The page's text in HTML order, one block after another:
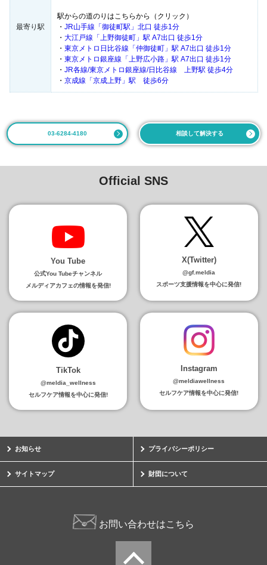
最寄り駅
駅からの道のりはこちらから（クリック）
・ JR山手線「御徒町駅」北口 徒歩1分
・ 大江戸線「上野御徒町」駅 A7出口 徒歩1分
・ 東京メトロ日比谷線「仲御徒町」駅 A7出口 徒歩1分
・ 東京メトロ銀座線「上野広小路」駅 A7出口 徒歩1分
・ JR各線/東京メトロ銀座線/日比谷線 上野駅 徒歩4分
・ 京成線「京成上野」駅 徒歩6分
03-6284-4180 相談して解決する
Official SNS
You Tube
公式You Tubeチャンネル
メルディアカフェの情報を発信!
X(Twitter)
@gf.meldia
スポーツ支援情報を中心に発信!
TikTok
@meldia_wellness
セルフケア情報を中心に発信!
Instagram
@meldiawellness
セルフケア情報を中心に発信!
お知らせ プライバシーポリシー
サイトマップ 財団について
お問い合わせはこちら